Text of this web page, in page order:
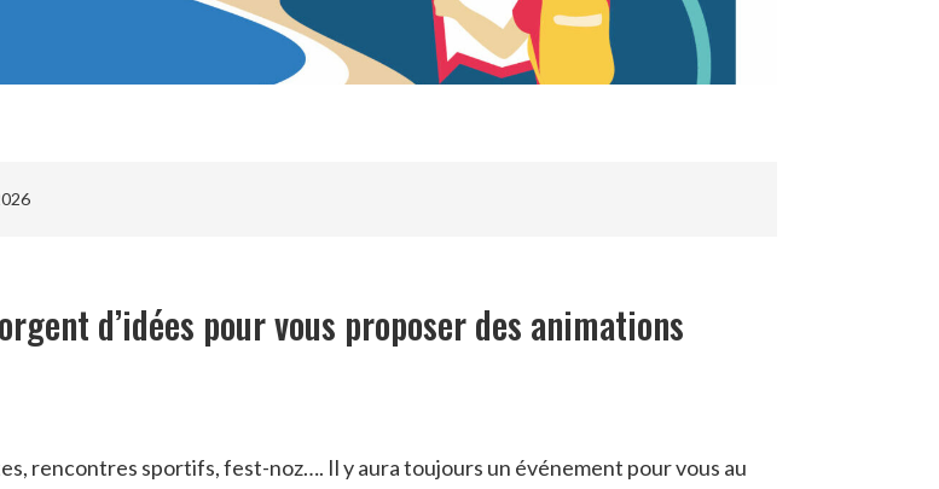
d’idées pour vous proposer des animations
rencontres sportifs, fest-noz…. Il y aura toujours un événement pour vous au